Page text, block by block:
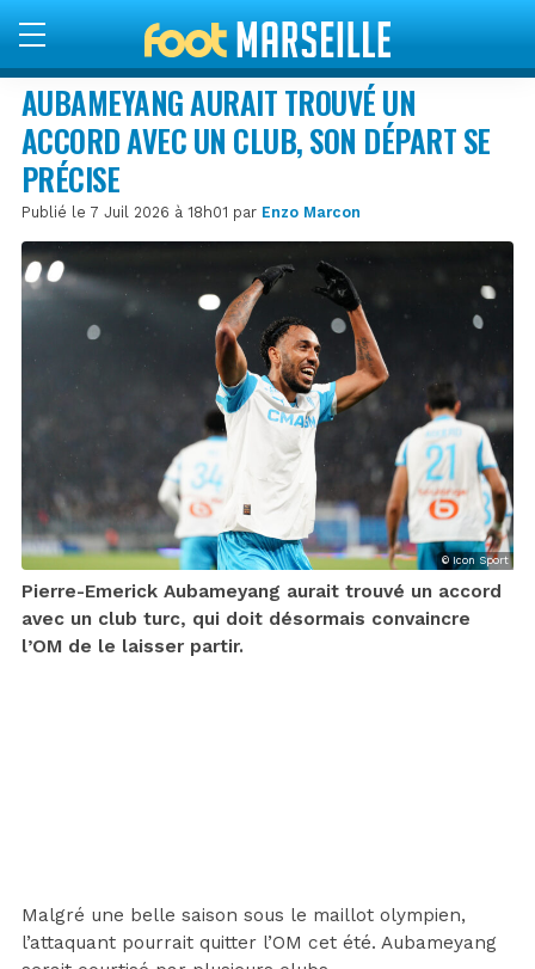
AUBAMEYANG AURAIT TROUVÉ UN
ACCORD AVEC UN CLUB, SON DÉPART SE
PRÉCISE
Publié le 7 Juil 2026 à 18h01 par Enzo Marcon
© Icon Sport
Pierre-Emerick Aubameyang aurait trouvé un accord
avec un club turc, qui doit désormais convaincre
l’OM de le laisser partir.
Malgré une belle saison sous le maillot olympien,
l’attaquant pourrait quitter l’OM cet été. Aubameyang